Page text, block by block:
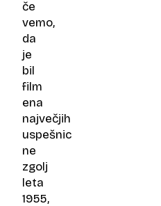
če
vemo,
da
je
bil
film
ena
največjih
uspešnic
ne
zgolj
leta
1955,